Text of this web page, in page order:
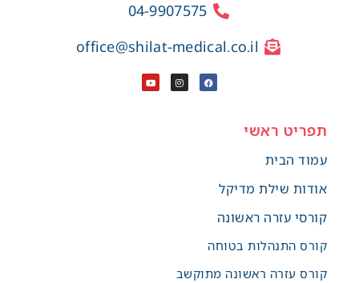
04-9907575
office@shilat-medical.co.il
תפריט ראשי
עמוד הבית
אודות שילת מדיקל
קורסי עזרה ראשונה
קורס התנהלות בטוחה
קורס עזרה ראשונה מתוקשב